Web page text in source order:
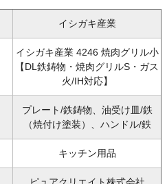
イシガキ産業
イシガキ産業 4246 焼肉グリル小
【DL鉄鋳物・焼肉グリルS・ガス
火/IH対応】
プレート/鉄鋳物、油受け皿/鉄
（焼付け塗装）、ハンドル/鉄
キッチン用品